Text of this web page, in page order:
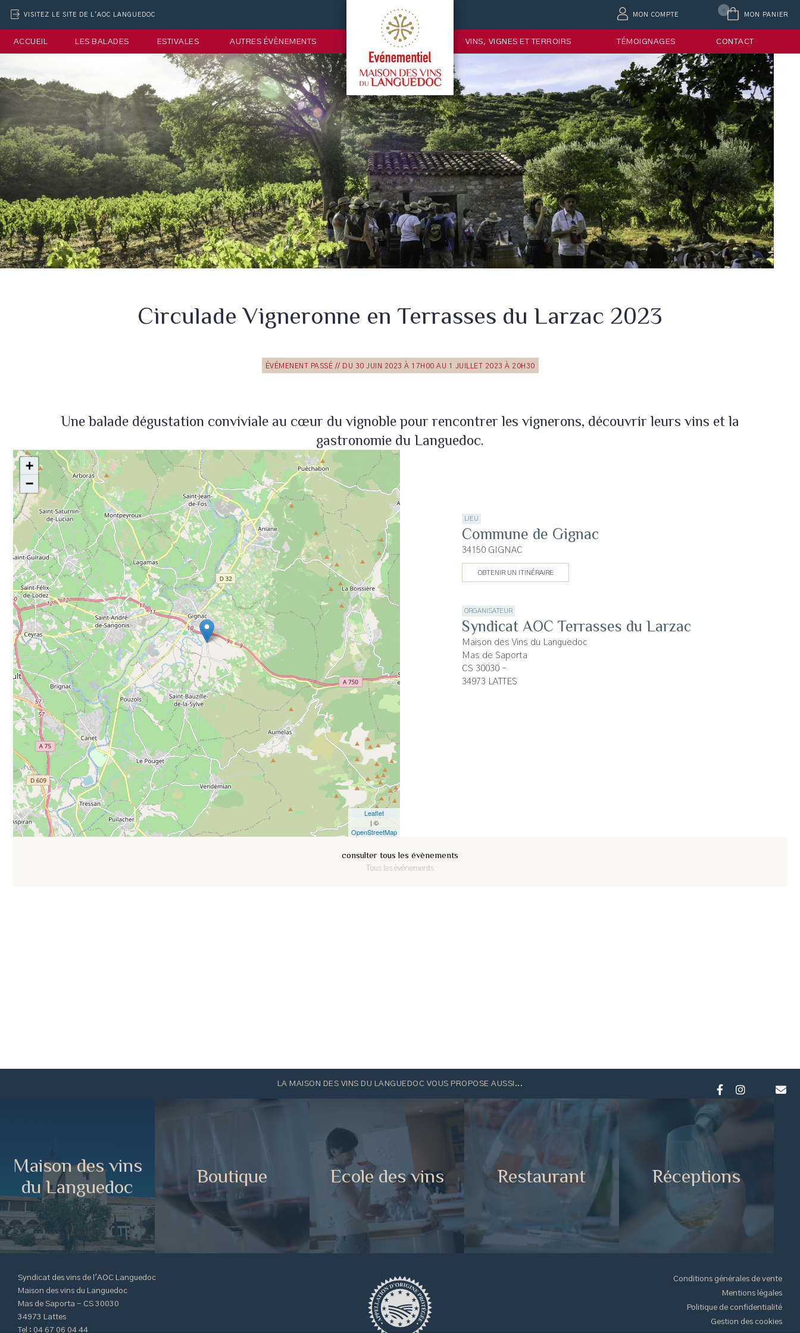
VISITEZ LE SITE DE L'AOC LANGUEDOC MON COMPTE MON PANIER
0
ACCUEIL LES BALADES ESTIVALES AUTRES ÉVÈNEMENTS VINS, VIGNES ET TERROIRS TÉMOIGNAGES CONTACT
Circulade Vigneronne en Terrasses du Larzac 2023
ÉVÉMENENT PASSÉ // DU 30 JUIN 2023 À 17H00 AU 1 JUILLET 2023 À 20H30
Une balade dégustation conviviale au cœur du vignoble pour rencontrer les vignerons, découvrir leurs vins et la
gastronomie du Languedoc.
+
−
Leaflet
| ©
OpenStreetMap
LIEU
Commune de Gignac
34150 GIGNAC
OBTENIR UN ITINÉRAIRE
ORGANISATEUR
Syndicat AOC Terrasses du Larzac
Maison des Vins du Languedoc
Mas de Saporta
CS 30030 -
34973 LATTES
consulter tous les évènements
Tous les événements
LA MAISON DES VINS DU LANGUEDOC VOUS PROPOSE AUSSI...
Maison des vins
du Languedoc
Boutique Ecole des vins Restaurant Réceptions
Syndicat des vins de l'AOC Languedoc
Maison des vins du Languedoc
Mas de Saporta - CS 30030
34973 Lattes
Tel : 04 67 06 04 44
Conditions générales de vente
Mentions légales
Politique de confidentialité
Gestion des cookies